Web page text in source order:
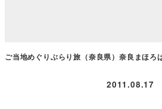
ご当地めぐりぶらり旅（奈良県）奈良まほろ
2011.08.17